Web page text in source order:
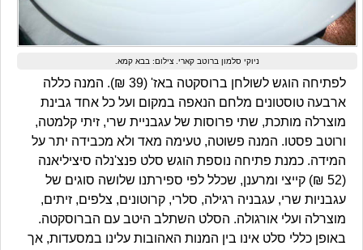
ניוקי סלמון ברוטב קארי. צילום: בבא קמא.
לפתיחה הוגש לשולחן ברוסקטה באז' (39 ₪). המנה כללה
ארבעה טוסטונים מלחם הנאפה במקום ועל כל אחד גבינת
מוצרלה מותכת, שתי פרוסות של עגבניית שרי, זיתי קלמטה,
ורוטב פסטו. המנה פשוטה, טעימה מאד ולא מכבידה יתר על
המידה. כמנת פתיחה נוספת הוגש סלט פנצ'נלה סיציליאנה
(52 ₪) קייצי ומרענן, שכלל לפי ספירתנו שלושה סוגים של
עגבניות שרי, עגבניה רגילה, סלרי, קרוטונים, צלפים, זיתים,
מוצרלה ועלי אורגולה. הסלט השתלב היטב עם הברוסקטה.
באופן כללי סלט אינו בין המנות האהובות עלינו במסעדות, אך